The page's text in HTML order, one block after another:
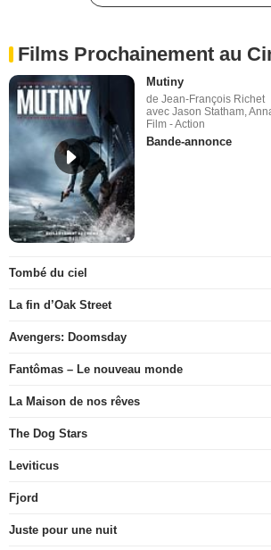
Films Prochainement au
Mutiny
de Jean-François Richet
avec Jason Statham,
Film - Action
Bande-annonce
Tombé du ciel
La fin d’Oak Street
Avengers: Doomsday
Fantômas – Le nouveau monde
La Maison de nos rêves
The Dog Stars
Leviticus
Fjord
Juste pour une nuit